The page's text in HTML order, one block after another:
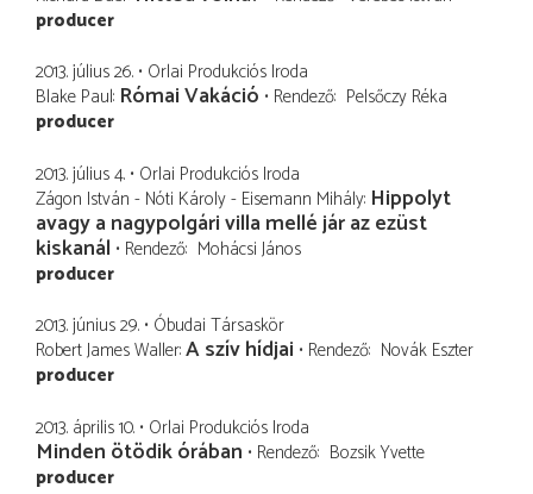
producer
2013. július 26. Orlai Produkciós Iroda
Blake Paul Római Vakáció Rendező Pelsőczy Réka
producer
2013. július 4. Orlai Produkciós Iroda
Zágon István - Nóti Károly - Eisemann Mihály Hippolyt
avagy a nagypolgári villa mellé jár az ezüst
kiskanál Rendező Mohácsi János
producer
2013. június 29. Óbudai Társaskör
Robert James Waller A szív hídjai Rendező Novák Eszter
producer
2013. április 10. Orlai Produkciós Iroda
Minden ötödik órában Rendező Bozsik Yvette
producer